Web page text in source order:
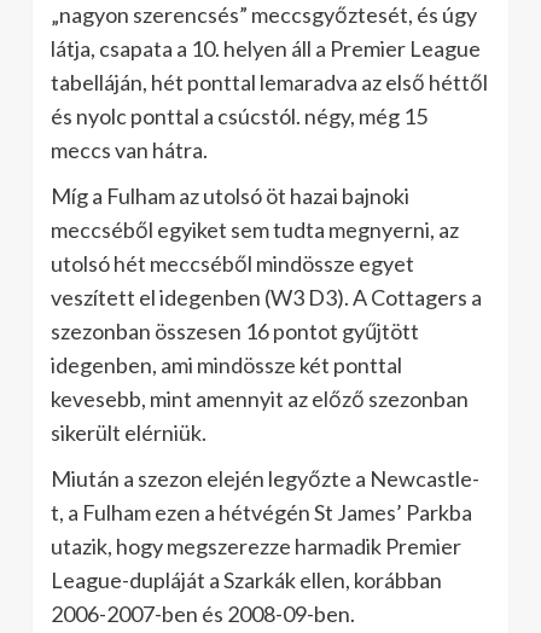
„nagyon szerencsés” meccsgyőztesét, és úgy
látja, csapata a 10. helyen áll a Premier League
tabelláján, hét ponttal lemaradva az első héttől
és nyolc ponttal a csúcstól. négy, még 15
meccs van hátra.
Míg a Fulham az utolsó öt hazai bajnoki
meccséből egyiket sem tudta megnyerni, az
utolsó hét meccséből mindössze egyet
veszített el idegenben (W3 D3). A Cottagers a
szezonban összesen 16 pontot gyűjtött
idegenben, ami mindössze két ponttal
kevesebb, mint amennyit az előző szezonban
sikerült elérniük.
Miután a szezon elején legyőzte a Newcastle-
t, a Fulham ezen a hétvégén St James’ Parkba
utazik, hogy megszerezze harmadik Premier
League-dupláját a Szarkák ellen, korábban
2006-2007-ben és 2008-09-ben.